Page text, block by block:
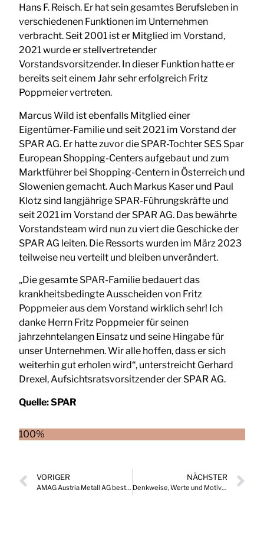
Hans F. Reisch. Er hat sein gesamtes Berufsleben in
verschiedenen Funktionen im Unternehmen
verbracht. Seit 2001 ist er Mitglied im Vorstand,
2021 wurde er stellvertretender
Vorstandsvorsitzender. In dieser Funktion hatte er
bereits seit einem Jahr sehr erfolgreich Fritz
Poppmeier vertreten.
Marcus Wild ist ebenfalls Mitglied einer
Eigentümer-Familie und seit 2021 im Vorstand der
SPAR AG. Er hatte zuvor die SPAR-Tochter SES Spar
European Shopping-Centers aufgebaut und zum
Marktführer bei Shopping-Centern in Österreich und
Slowenien gemacht. Auch Markus Kaser und Paul
Klotz sind langjährige SPAR-Führungskräfte und
seit 2021 im Vorstand der SPAR AG. Das bewährte
Vorstandsteam wird nun zu viert die Geschicke der
SPAR AG leiten. Die Ressorts wurden im März 2023
teilweise neu verteilt und bleiben unverändert.
„Die gesamte SPAR-Familie bedauert das
krankheitsbedingte Ausscheiden von Fritz
Poppmeier aus dem Vorstand wirklich sehr! Ich
danke Herrn Fritz Poppmeier für seinen
jahrzehntelangen Einsatz und seine Hingabe für
unser Unternehmen. Wir alle hoffen, dass er sich
weiterhin gut erholen wird“, unterstreicht Gerhard
Drexel, Aufsichtsratsvorsitzender der SPAR AG.
Quelle:SPAR
100%
VORIGER
AMAG Austria Metall AG bestellt neuen Vorstandsvorsitzenden und neue Finanzvorständin
NÄCHSTER
Denkweise, Werte und Motivation österreichischer Unternehmen